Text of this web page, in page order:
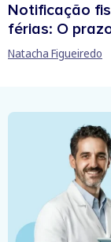
Notificação
férias: O
Natacha Figueiredo